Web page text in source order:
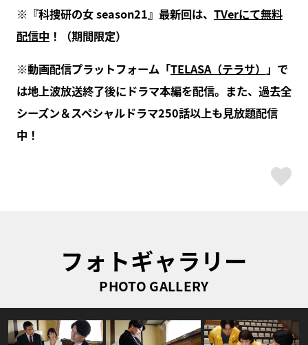
※『科捜研の女 season21』最新回は、 TVerにて無料
配信中 ！（期間限定）
※動画配信プラットフォーム「TELASA（テラサ） 」で
は地上波放送終了後にドラマ本編を配信。また、過去全
シーズン＆スペシャルドラマ250話以上も見放題配信
中！
フォトギャラリー
PHOTO GALLERY